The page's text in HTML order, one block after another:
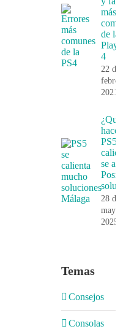
más
de la
4
22 de
febrero,
2021
¿Que
hace si
PS5 se
calienta
se
Posibles
28 de
mayo,
2025
Temas
Consejos
Consolas